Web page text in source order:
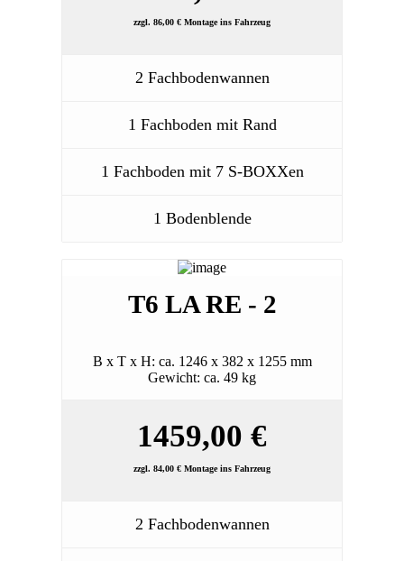
zzgl. 86,00 € Montage ins Fahrzeug
2 Fachbodenwannen
1 Fachboden mit Rand
1 Fachboden mit 7 S-BOXXen
1 Bodenblende
T6 LA RE - 2
B x T x H: ca. 1246 x 382 x 1255 mm
Gewicht: ca. 49 kg
1459,00 €
zzgl. 84,00 € Montage ins Fahrzeug
2 Fachbodenwannen